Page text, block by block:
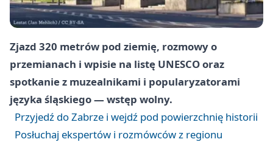
Zjazd 320 metrów pod ziemię, rozmowy o
przemianach i wpisie na listę UNESCO oraz
spotkanie z muzealnikami i popularyzatorami
języka śląskiego — wstęp wolny.
Przyjedź do Zabrze i wejdź pod powierzchnię historii
Posłuchaj ekspertów i rozmówców z regionu